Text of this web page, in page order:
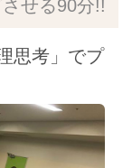
せる90分!!
思考」でプ